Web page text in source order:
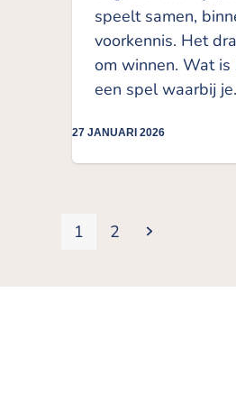
speelt samen,
voorkennis. Het
om winnen. Wat is
een spel waarbij
27 JANUARI 2026
Page
1 Page
2 Next